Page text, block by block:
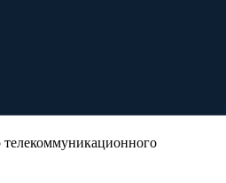
телекоммуникационного